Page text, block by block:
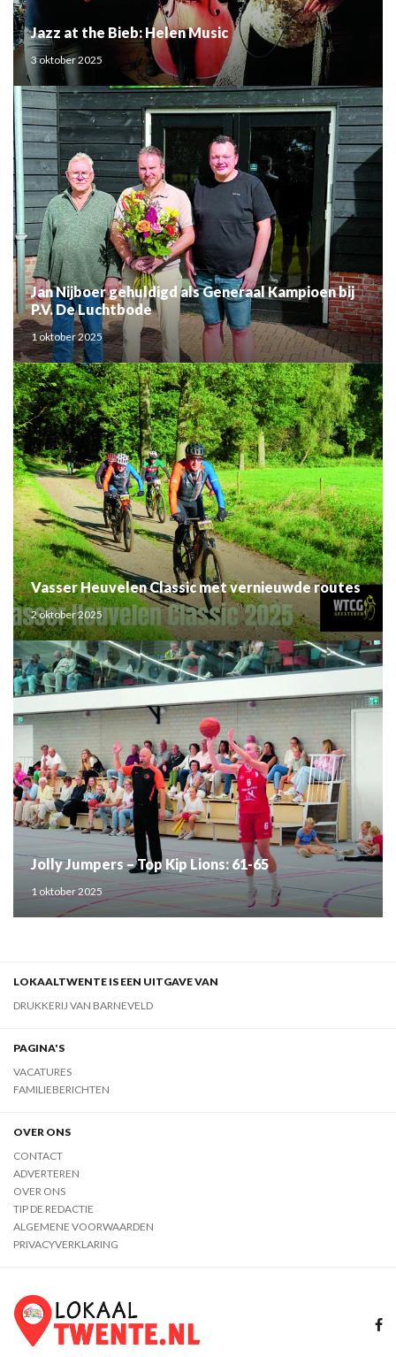
Jazz at the Bieb: Helen Music
3 oktober 2025
Jan Nijboer gehuldigd als Generaal Kampioen bij
P.V. De Luchtbode
1 oktober 2025
Vasser Heuvelen Classic met vernieuwde routes
2 oktober 2025
Jolly Jumpers – Top Kip Lions: 61-65
1 oktober 2025
LOKAALTWENTE IS EEN UITGAVE VAN
DRUKKERIJ VAN BARNEVELD
PAGINA'S
VACATURES
FAMILIEBERICHTEN
OVER ONS
CONTACT
ADVERTEREN
OVER ONS
TIP DE REDACTIE
ALGEMENE VOORWAARDEN
PRIVACYVERKLARING